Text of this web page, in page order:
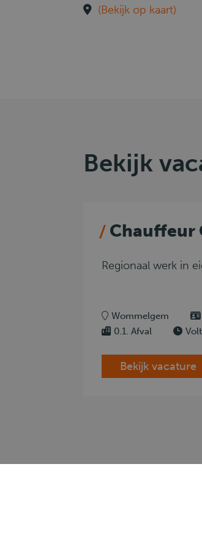
(Bekijk op kaart)
Bekijk
Chauffeur
Regionaal werk in
Wommelgem
0.1. Afval
Bekijk vacature